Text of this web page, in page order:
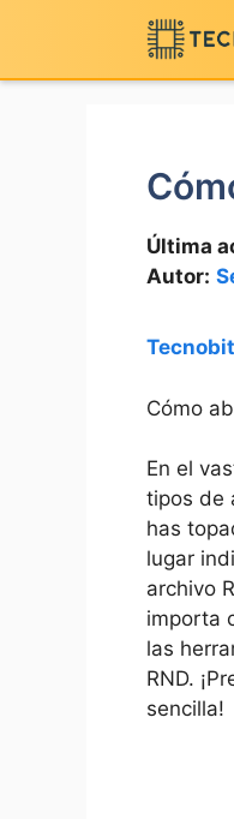
contenido
Última
Autor:
Cómo
En el
tipos de
has
lugar
archivo
importa
las
RND.
sencilla!